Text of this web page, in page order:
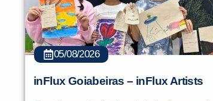
05/08/2026
inFlux Goiabeiras – inFlux Artists